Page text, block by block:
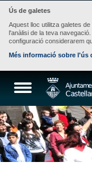
Ús de galetes
Aquest lloc utilitza galetes
l'anàlisi de la teva
configuració considerarem
Més informació sobre l'ús